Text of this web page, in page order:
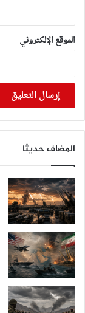
الموقع الإلكتروني
المضاف حديثا